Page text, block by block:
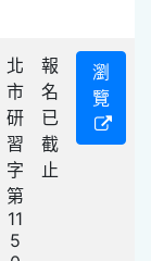
北
市
研
習
字
第
11
5
報
名
已
截
止
瀏
覽